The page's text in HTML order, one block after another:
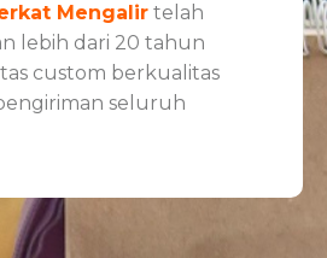
Mengalir telah
lebih dari 20 tahun
custom berkualitas
seluruh